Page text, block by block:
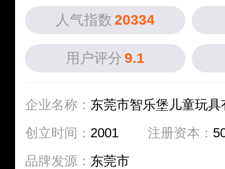
人气指数 20334
用户评分 9.1
企业名称： 东莞市智乐堡儿童玩具
创立时间： 2001 注册资本：
品牌发源： 东莞市